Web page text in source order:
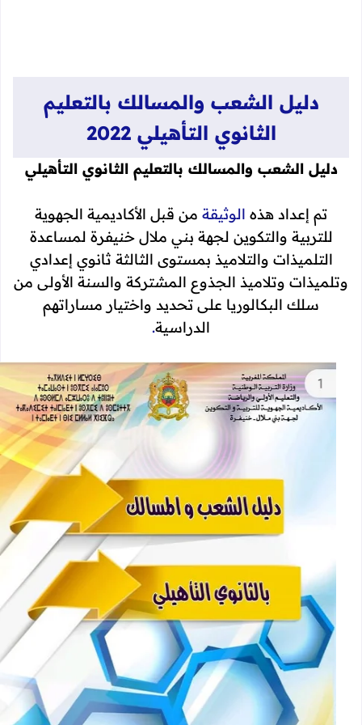
دليل الشعب والمسالك بالتعليم
الثانوي التأهيلي 2022
دليل الشعب والمسالك بالتعليم الثانوي التأهيلي
تم إعداد هذه الوثيقة من قبل الأكاديمية الجهوية
للتربية والتكوين لجهة بني ملال خنيفرة لمساعدة
التلميذات والتلاميذ بمستوى الثالثة ثانوي إعدادي
وتلميذات وتلاميذ الجذوع المشتركة والسنة الأولى من
سلك البكالوريا على تحديد واختيار مساراتهم
الدراسية.